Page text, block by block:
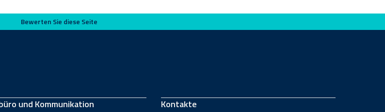
Bewerten Sie diese Seite
und Kommunikation Kontakte